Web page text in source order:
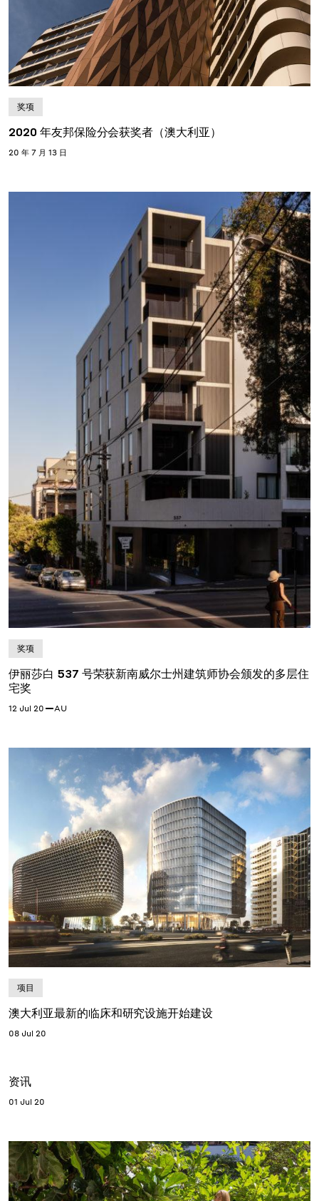
奖项
2020 年友邦保险分会获奖者（澳大利亚）
20 年 7 月 13 日
奖项
伊丽莎白 537 号荣获新南威尔士州建筑师协会颁发的多层住
宅奖
12 Jul 20 AU
项目
澳大利亚最新的临床和研究设施开始建设
08 Jul 20
资讯
01 Jul 20